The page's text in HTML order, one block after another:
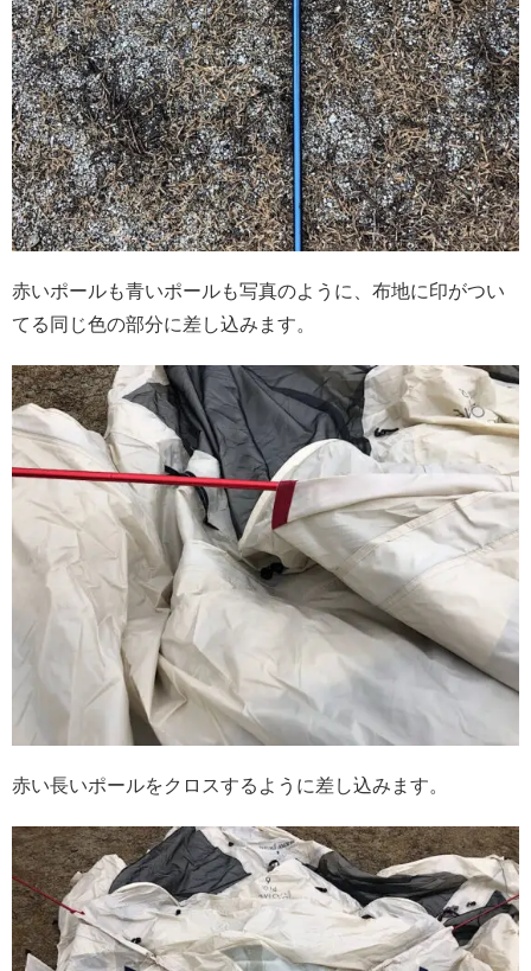
赤いポールも青いポールも写真のように、布地に印がつい
てる同じ色の部分に差し込みます。
赤い長いポールをクロスするように差し込みます。